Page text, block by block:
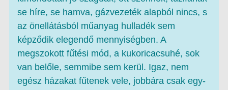
se híre, se hamva, gázvezeték alapból nincs, s
az önellátásból műanyag hulladék sem
képződik elegendő mennyiségben. A
megszokott fűtési mód, a kukoricacsuhé, sok
van belőle, semmibe sem kerül. Igaz, nem
egész házakat fűtenek vele, jobbára csak egy-